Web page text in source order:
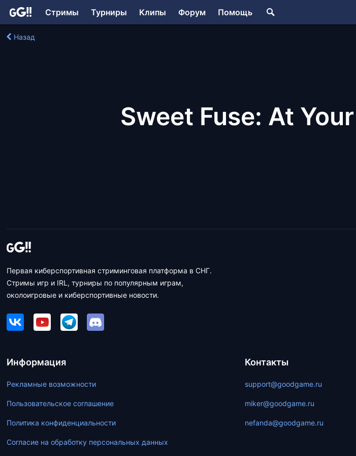
Стримы Турниры Клипы Форум Помощь
Назад
Sweet Fuse: At
Первая киберспортивная стриминговая платформа в СНГ.
Стримы игр и IRL, турниры по популярным играм,
околоигровые и киберспортивные новости.
Информация
Рекламные возможности
Пользовательское соглашение
Политика конфиденциальности
Согласие на обработку персональных данных
Контакты
support@goodgame.ru
miker@goodgame.ru
nefanda@goodgame.ru